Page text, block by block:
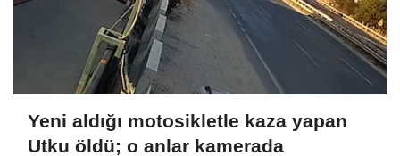
Yeni aldığı motosikletle kaza yapan
Utku öldü; o anlar kamerada